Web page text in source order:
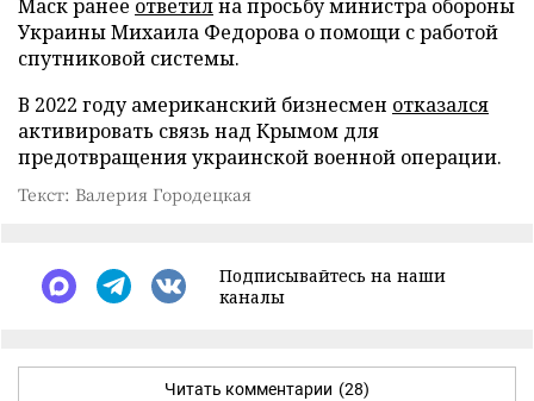
Маск ранее ответилна просьбу министра обороны
Украины Михаила Федорова о помощи с работой
спутниковой системы.
В 2022 году американский бизнесмен отказался
активировать связь над Крымом для
предотвращения украинской военной операции.
Текст: Валерия Городецкая
Подписывайтесь на наши
каналы
Читать комментарии (28)